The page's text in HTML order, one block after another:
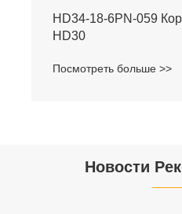
HD34-18-6PN-059
HD30
Посмотреть больше >>
Новости